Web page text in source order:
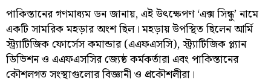
পাকিস্তানের গণমাধ্যম ডন জানায়, এই উৎক্ষেপণ ‘এক্স সিন্ধু’ নামে
একটি সামরিক মহড়ার অংশ ছিল। মহড়ায় উপস্থিত ছিলেন আর্মি
স্ট্র্যাটিজিক ফোর্সেস কমান্ডার (এএফএসসি), স্ট্র্যাটিজিক প্ল্যান
ডিভিশন ও এএফএসসির জ্যেষ্ঠ কর্মকর্তারা এবং পাকিস্তানের
কৌশলগত সংস্থাগুলোর বিজ্ঞানী ও প্রকৌশলীরা।